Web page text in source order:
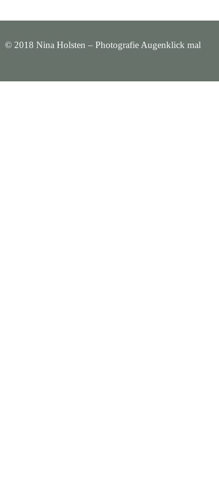
© 2018 Nina Holsten – Photografie Augenklick mal